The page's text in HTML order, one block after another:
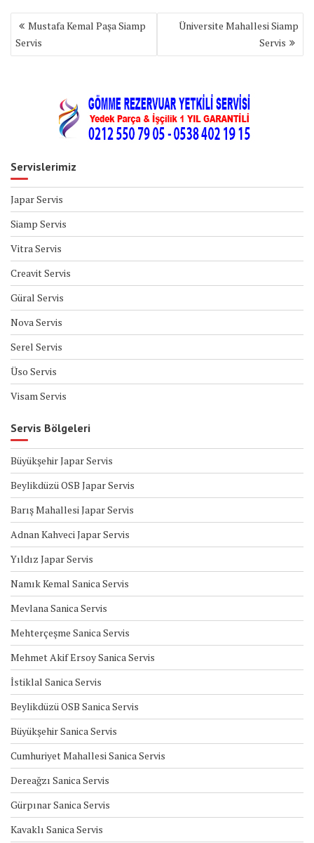
Yazı
gezinmesi
Mustafa Kemal Paşa Siamp
Servis
Üniversite Mahallesi Siamp
Servis
Servislerimiz
Japar Servis
Siamp Servis
Vitra Servis
Creavit Servis
Güral Servis
Nova Servis
Serel Servis
Üso Servis
Visam Servis
Servis Bölgeleri
Büyükşehir Japar Servis
Beylikdüzü OSB Japar Servis
Barış Mahallesi Japar Servis
Adnan Kahveci Japar Servis
Yıldız Japar Servis
Namık Kemal Sanica Servis
Mevlana Sanica Servis
Mehterçeşme Sanica Servis
Mehmet Akif Ersoy Sanica Servis
İstiklal Sanica Servis
Beylikdüzü OSB Sanica Servis
Büyükşehir Sanica Servis
Cumhuriyet Mahallesi Sanica Servis
Dereağzı Sanica Servis
Gürpınar Sanica Servis
Kavaklı Sanica Servis